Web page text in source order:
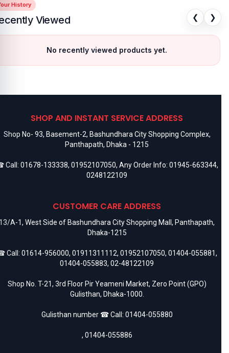
History
Viewed ❮ ❯
No recently viewed products yet.
SHOP AND INSTANT SERVICE ADDRESS
Shop No- 93, Basement-2, Bashundhara City Shopping Complex,
Panthapath, Dhaka - 1215
Call: 01678-133338, 01952107050, Any Order Info: 01945-663344,
0248122109
CUSTOMER CARE ADDRESS
A-1, West Side of Bashundhara City Shopping Mall, Panthapath,
Dhaka-1215
Call: 01614-956000, 01911311112, 01952107050, 01404-055881,
01404-055883, 02-48122109
Shop No. T-21, 3rd Floor Pir Yeameni Market, Zero Point (GPO)
Gulisthan, Dhaka-1000.
Gulisthan number ☎ Call: 01404-055880
, 01404-055886